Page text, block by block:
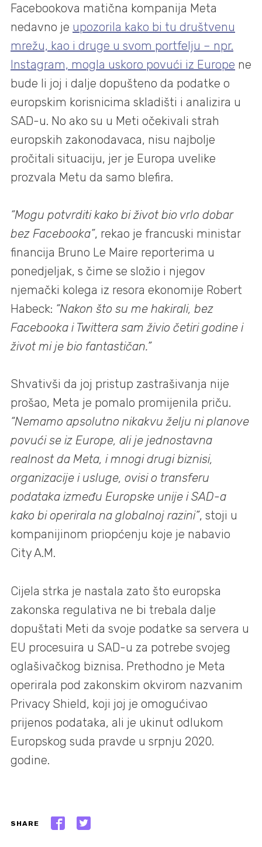
Facebookova matična kompanija Meta
nedavno je upozorila kako bi tu društvenu
mrežu, kao i druge u svom portfelju – npr.
Instagram, mogla uskoro povući iz Europe ne
bude li joj i dalje dopušteno da podatke o
europskim korisnicima skladišti i analizira u
SAD-u. No ako su u Meti očekivali strah
europskih zakonodavaca, nisu najbolje
pročitali situaciju, jer je Europa uvelike
prozvala Metu da samo blefira.
“Mogu potvrditi kako bi život bio vrlo dobar
bez Facebooka”, rekao je francuski ministar
financija Bruno Le Maire reporterima u
ponedjeljak, s čime se složio i njegov
njemački kolega iz resora ekonomije Robert
Habeck: “Nakon što su me hakirali, bez
Facebooka i Twittera sam živio četiri godine i
život mi je bio fantastičan.”
Shvativši da joj pristup zastrašivanja nije
prošao, Meta je pomalo promijenila priču.
“Nemamo apsolutno nikakvu želju ni planove
povući se iz Europe, ali je jednostavna
realnost da Meta, i mnogi drugi biznisi,
organizacije i usluge, ovisi o transferu
podataka između Europske unije i SAD-a
kako bi operirala na globalnoj razini”, stoji u
kompanijinom priopćenju koje je nabavio
City A.M.
Cijela strka je nastala zato što europska
zakonska regulativa ne bi trebala dalje
dopuštati Meti da svoje podatke sa servera u
EU procesuira u SAD-u za potrebe svojeg
oglašivačkog biznisa. Prethodno je Meta
operirala pod zakonskim okvirom nazvanim
Privacy Shield, koji joj je omogućivao
prijenos podataka, ali je ukinut odlukom
Europskog suda pravde u srpnju 2020.
godine.
SHARE